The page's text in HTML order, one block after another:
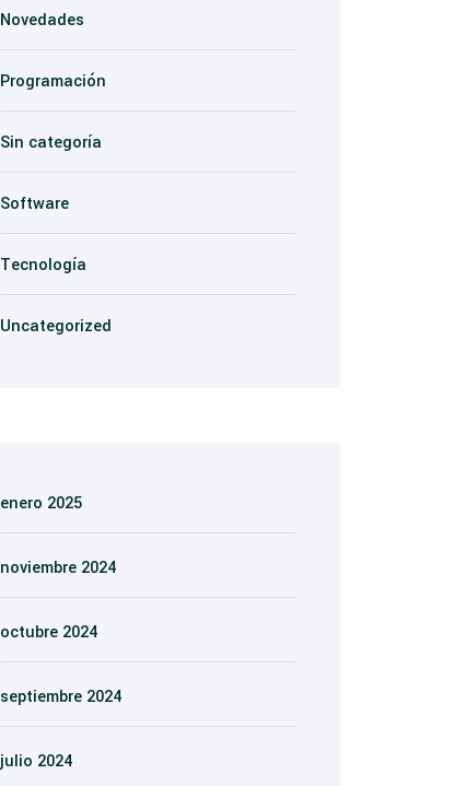
Novedades
Programación
Sin categoría
Software
Tecnología
Uncategorized
enero 2025
noviembre 2024
octubre 2024
septiembre 2024
julio 2024